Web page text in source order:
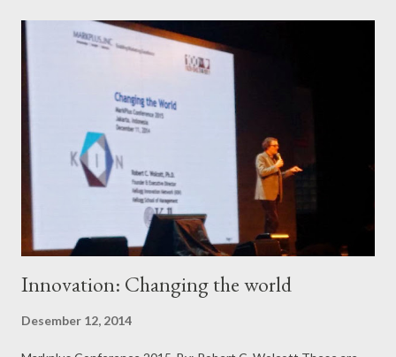
efficiency Attractive (aware,appeal) Coriusity (ask, appeal)
Commitment (act, ask) Affinity (advocate, act) Creativity:
Suitability of offering Quality of service Measurement Par (act,
aware) Bar (advocate, aware)
Innovation: Changing the world
Desember 12, 2014